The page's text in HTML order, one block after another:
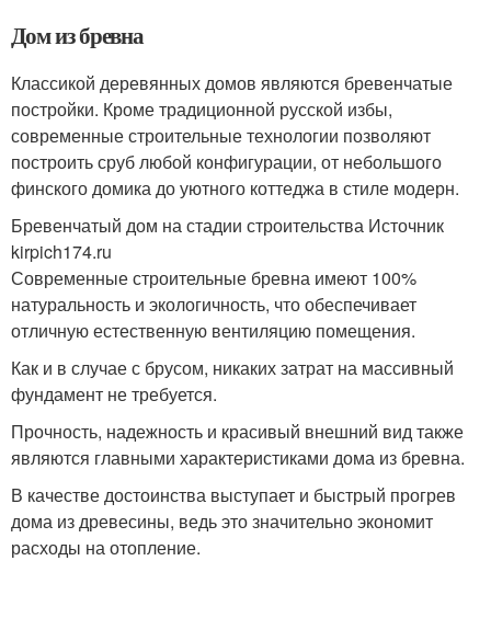
Дом из бревна
Классикой деревянных домов являются бревенчатые
постройки. Кроме традиционной русской избы,
современные строительные технологии позволяют
построить сруб любой конфигурации, от небольшого
финского домика до уютного коттеджа в стиле модерн.
Бревенчатый дом на стадии строительства Источник
kirpich174.ru
Современные строительные бревна имеют 100%
натуральность и экологичность, что обеспечивает
отличную естественную вентиляцию помещения.
Как и в случае с брусом, никаких затрат на массивный
фундамент не требуется.
Прочность, надежность и красивый внешний вид также
являются главными характеристиками дома из бревна.
В качестве достоинства выступает и быстрый прогрев
дома из древесины, ведь это значительно экономит
расходы на отопление.